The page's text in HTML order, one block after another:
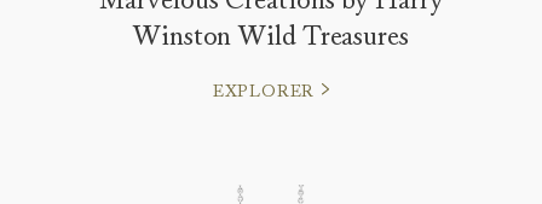
Winston Wild Treasures
EXPLORER